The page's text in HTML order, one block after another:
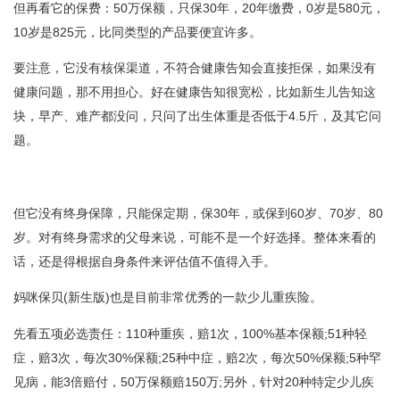
但再看它的保费：50万保额，只保30年，20年缴费，0岁是580元，
10岁是825元，比同类型的产品要便宜许多。
要注意，它没有核保渠道，不符合健康告知会直接拒保，如果没有
健康问题，那不用担心。好在健康告知很宽松，比如新生儿告知这
块，早产、难产都没问，只问了出生体重是否低于4.5斤，及其它问
题。
但它没有终身保障，只能保定期，保30年，或保到60岁、70岁、80
岁。对有终身需求的父母来说，可能不是一个好选择。整体来看的
话，还是得根据自身条件来评估值不值得入手。
妈咪保贝(新生版)也是目前非常优秀的一款少儿重疾险。
先看五项必选责任：110种重疾，赔1次，100%基本保额;51种轻
症，赔3次，每次30%保额;25种中症，赔2次，每次50%保额;5种罕
见病，能3倍赔付，50万保额赔150万;另外，针对20种特定少儿疾